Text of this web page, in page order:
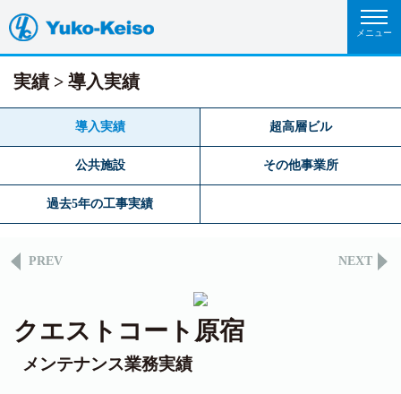
実績 導入実績
導入実績 超高層ビル
公共施設 その他事業所
過去5年の工事実績
PREV NEXT
クエストコート原宿
メンテナンス業務実績